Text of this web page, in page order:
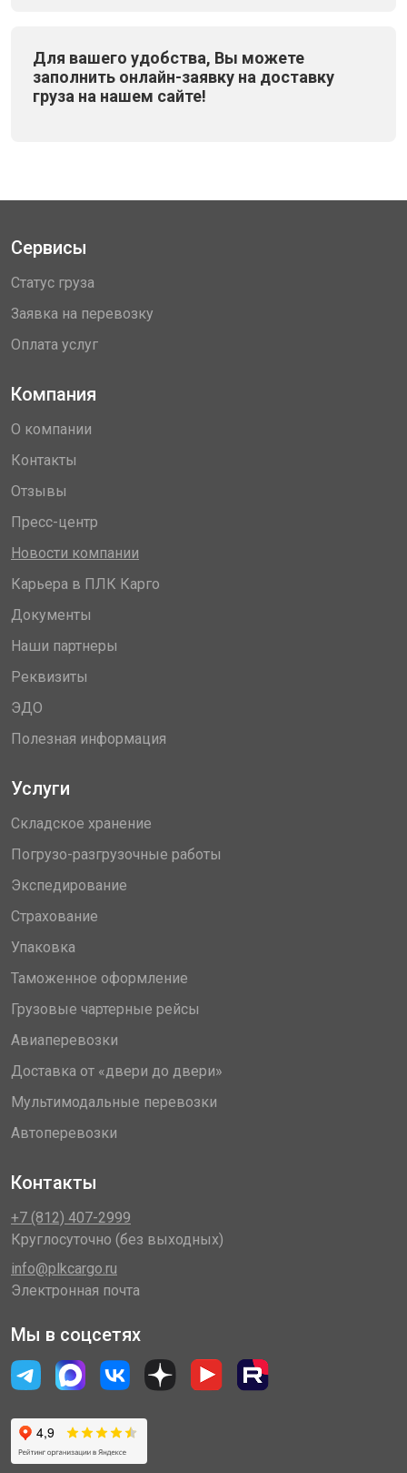
Для вашего удобства, Вы можете
заполнить онлайн-заявку на доставку
груза на нашем сайте!
Сервисы
Статус груза
Заявка на перевозку
Оплата услуг
Компания
О компании
Контакты
Отзывы
Пресс-центр
Новости компании
Карьера в ПЛК Карго
Документы
Наши партнеры
Реквизиты
ЭДО
Полезная информация
Услуги
Складское хранение
Погрузо-разгрузочные работы
Экспедирование
Страхование
Упаковка
Таможенное оформление
Грузовые чартерные рейсы
Авиаперевозки
Доставка от «двери до двери»
Мультимодальные перевозки
Автоперевозки
Контакты
+7 (812) 407-2999
Круглосуточно (без выходных)
info@plkcargo.ru
Электронная почта
Мы в соцсетях